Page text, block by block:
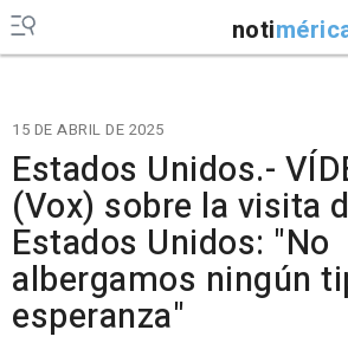
noti
15 DE ABRIL DE 2025
Estados Unidos.-
(Vox) sobre la visita
Estados Unidos: "No
albergamos ningún
esperanza"